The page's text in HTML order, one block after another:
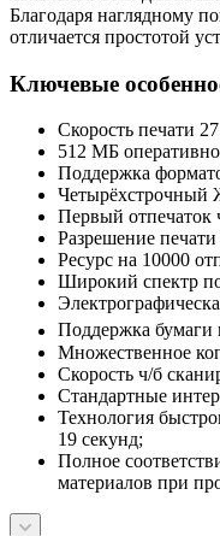
Благодаря наглядному
отличается простотой
Ключевые
Скорость печати
512 МБ
Поддержка
Четырёхстрочный
Первый отпечаток
Разрешение
Ресурс на 10000
Широкий спектр
Поддержка бумаги
Множественное
Скорость ч/б
Стандартные
Технология
19 секунд;
Полное
материалов при